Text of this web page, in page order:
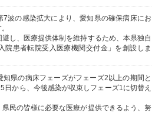
波の感染拡大により、愛知県の確保病床にお
し、医療提供体制を維持するため、本県独自
院患者転院受入医療機関交付金」を創設しま
県の病床フェーズがフェーズ2以上の期間と
日から、今後感染が収束しフェーズ1に切替え
民の皆様に必要な医療が提供できるよう、努